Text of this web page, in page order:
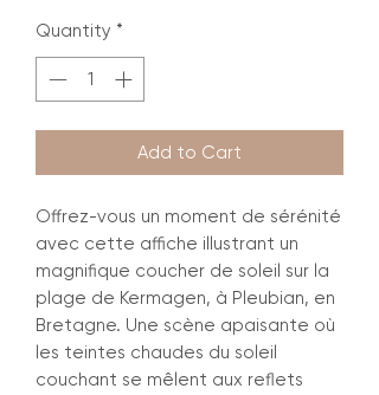
Quantity *
Add to Cart
Offrez-vous un moment de sérénité
avec cette affiche illustrant un
magnifique coucher de soleil sur la
plage de Kermagen, à Pleubian, en
Bretagne. Une scène apaisante où
les teintes chaudes du soleil
couchant se mêlent aux reflets